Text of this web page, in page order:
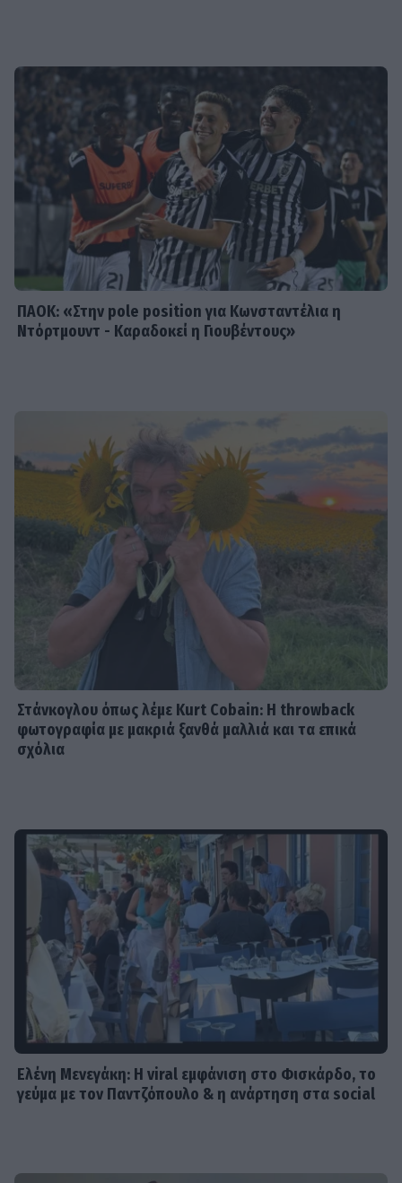
γράφει ο Σάκης Κατσούλης-Η
απίθανη φωτογραφία του γιου του
στην παραλία
SHOWBIZ
Η Σία Κοσιώνη επενδύει στη
βερμούδα – Η βόλτα στο κέντρο της
πόλης με chic casual look που
ξεχώρισε
ΠΑΟΚ: «Στην pole position για Κωνσταντέλια η
Ντόρτμουντ - Καραδοκεί η Γιουβέντους»
Στάνκογλου όπως λέμε Kurt Cobain: H throwback
φωτογραφία με μακριά ξανθά μαλλιά και τα επικά
σχόλια
Ελένη Μενεγάκη: Η viral εμφάνιση στο Φισκάρδο, το
γεύμα με τον Παντζόπουλο & η ανάρτηση στα social